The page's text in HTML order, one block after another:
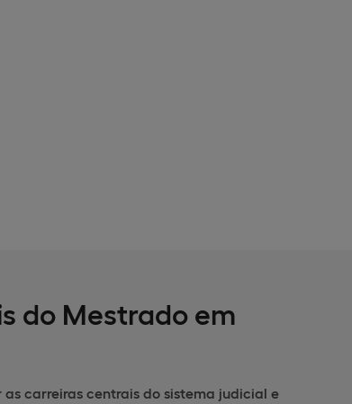
do Mestrado em
as carreiras centrais do sistema judicial e